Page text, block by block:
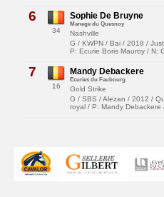
6
34
Sophie De Bruyne
Manege du Quesnoy
Nashville
G / KWPN / Bai / 2018 /
P: Ecurie Boris Mauroy / N:
7
16
Mandy Debackere
Ecuries du Faubourg
Gold Strike
G / SBS / Alezan / 2012 /
royal / P: Mandy Debackere